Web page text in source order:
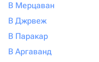
В Мерцаван
В Джрвеж
В Паракар
В Аргаванд